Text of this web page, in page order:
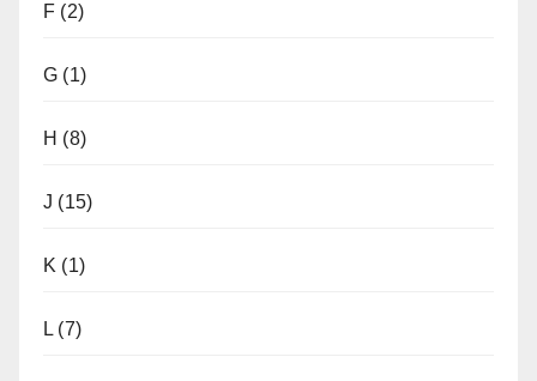
F (2)
G (1)
H (8)
J (15)
K (1)
L (7)